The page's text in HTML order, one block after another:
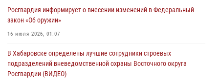
избирательного права
31 июля 2026, 03:26
женщине, потерявшей сознание во время массового мероприятия
29 июля 2026, 23:24 2
Росгвардия информирует о внесении изменений в Федеральный
закон «Об оружии»
16 июля 2026, 01:07
В Хабаровске определены лучшие сотрудники строевых
подразделений вневедомственной охраны Восточного округа
Росгвардии (ВИДЕО)